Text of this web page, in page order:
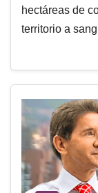
hectáreas de
territorio a